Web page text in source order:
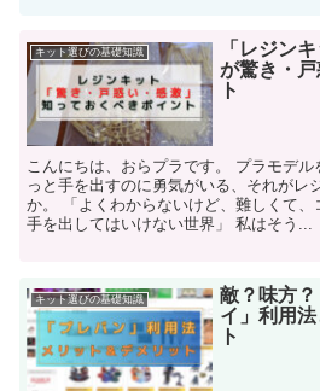
キット選びの基礎知識
「レジン
が驚き・
ト
こんにちは、おらプラです。 プラモデ
っと手を出すのに勇気がいる、それがレ
か。 「よくわからないけど、難しくて
手を出してはいけない世界」 私はそう...
キット選びの基礎知識
敵？味方
イ」利用
ト